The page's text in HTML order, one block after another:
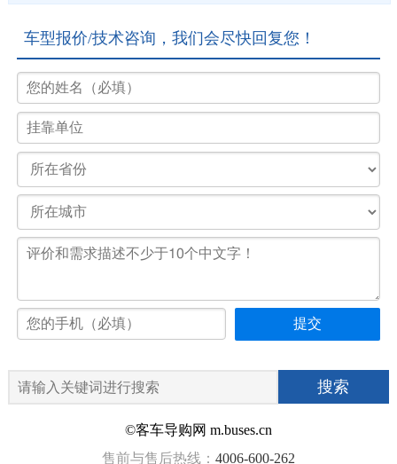
车型报价/技术咨询，我们会尽快回复您！
©客车导购网 m.buses.cn
售前与售后热线： 4006-600-262